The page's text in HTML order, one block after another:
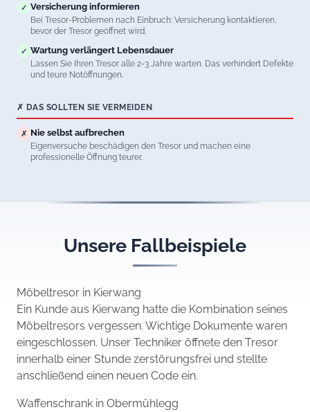
✓ Versicherung informieren
Bei Tresor-Problemen nach Einbruch: Versicherung kontaktieren,
bevor der Tresor geöffnet wird.
✓ Wartung verlängert Lebensdauer
Lassen Sie Ihren Tresor alle 2-3 Jahre warten. Das verhindert Defekte
und teure Notöffnungen.
✗ DAS SOLLTEN SIE VERMEIDEN
✗ Nie selbst aufbrechen
Eigenversuche beschädigen den Tresor und machen eine
professionelle Öffnung teurer.
Unsere Fallbeispiele
Möbeltresor in Kierwang
Ein Kunde aus Kierwang hatte die Kombination seines
Möbeltresors vergessen. Wichtige Dokumente waren
eingeschlossen. Unser Techniker öffnete den Tresor
innerhalb einer Stunde zerstörungsfrei und stellte
anschließend einen neuen Code ein.
Waffenschrank in Obermühlegg